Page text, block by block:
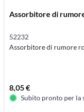
Assorbitore di
52232
Assorbitore di rumore
8,05 €
Subito pronto per la